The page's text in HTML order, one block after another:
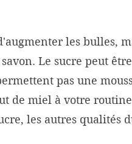
les bulles,
Le sucre peut
pas une
de miel à votre
les autres qualités